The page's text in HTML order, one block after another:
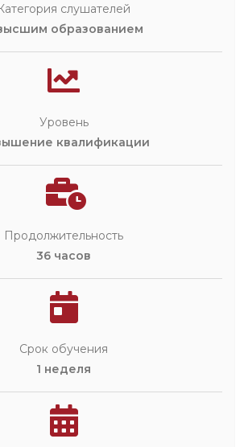
слушателей
образованием
Уровень
квалификации
Продолжительность
36 часов
Срок обучения
1 неделя